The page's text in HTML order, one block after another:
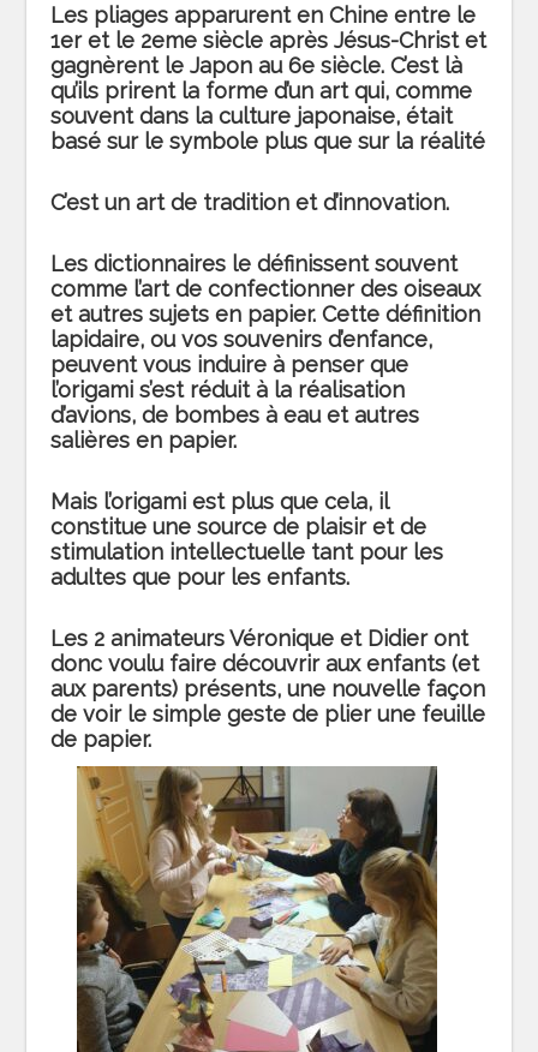
Les pliages apparurent en Chine entre le
1er et le 2eme siècle après Jésus-Christ et
gagnèrent le Japon au 6e siècle. C’est là
qu’ils prirent la forme d’un art qui, comme
souvent dans la culture japonaise, était
basé sur le symbole plus que sur la réalité
C’est un art de tradition et d’innovation.
Les dictionnaires le définissent souvent
comme l’art de confectionner des oiseaux
et autres sujets en papier. Cette définition
lapidaire, ou vos souvenirs d’enfance,
peuvent vous induire à penser que
l’origami s’est réduit à la réalisation
d’avions, de bombes à eau et autres
salières en papier.
Mais l’origami est plus que cela, il
constitue une source de plaisir et de
stimulation intellectuelle tant pour les
adultes que pour les enfants.
Les 2 animateurs Véronique et Didier ont
donc voulu faire découvrir aux enfants (et
aux parents) présents, une nouvelle façon
de voir le simple geste de plier une feuille
de papier.